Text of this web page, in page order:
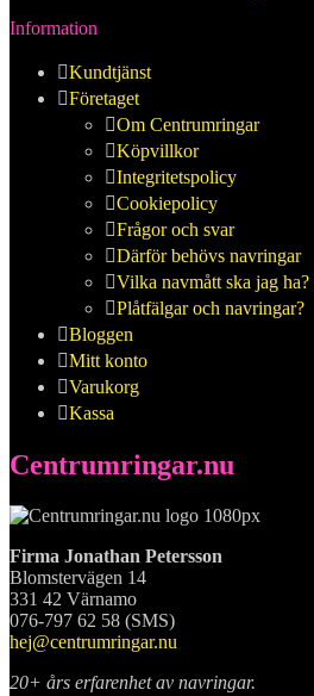
Information
Kundtjänst
Företaget
Om Centrumringar
Köpvillkor
Integritetspolicy
Cookiepolicy
Frågor och svar
Därför behövs navringar
Vilka navmått ska jag ha?
Plåtfälgar och navringar?
Bloggen
Mitt konto
Varukorg
Kassa
Centrumringar.nu
Firma Jonathan Petersson
Blomstervägen 14
331 42 Värnamo
076-797 62 58 (SMS)
hej@centrumringar.nu
20+ års erfarenhet av navringar.